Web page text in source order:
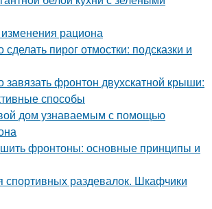
рациона
сделать пирог отмостки: подсказки и
завязать фронтон двухскатной крыши:
способы
дом узнаваемым с помощью
фронтоны: основные принципы и
раздевалок. Шкафчики